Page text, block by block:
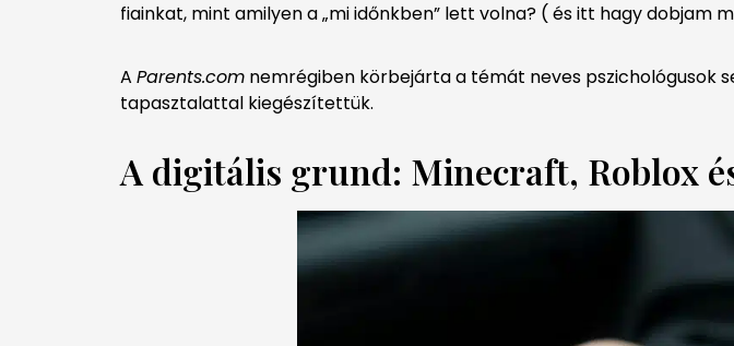
fiainkat, mint amilyen a „mi időnkben” lett volna? ( és itt hagy dobjam
A Parents.com nemrégiben körbejárta a témát neves pszichológusok
tapasztalattal kiegészítettük.
A digitális grund: Minecraft, Roblox